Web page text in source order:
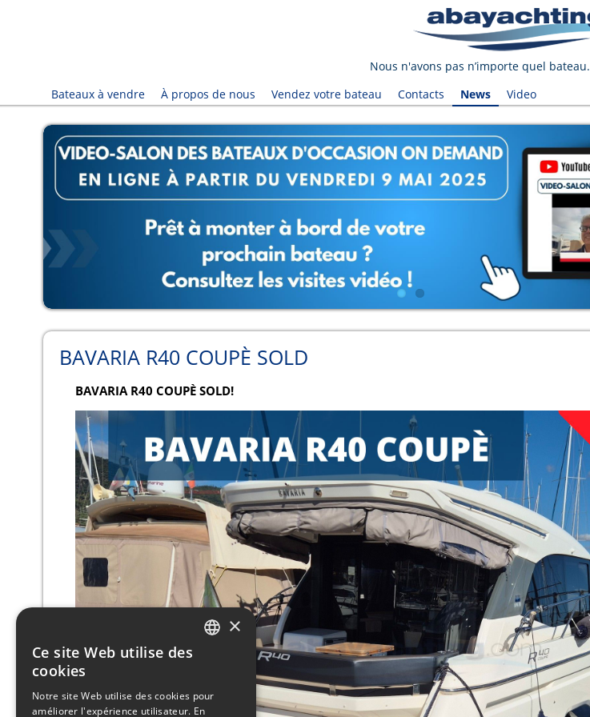
Nous n'avons pas n’importe quel bateau.
Bateaux à vendre
À propos de nous Vendez votre bateau Contacts News Video
BAVARIA R40 COUPÈ SOLD
BAVARIA R40 COUPÈ SOLD!
×
Ce site Web utilise des
cookies
Notre site Web utilise des cookies pour
améliorer l'expérience utilisateur. En